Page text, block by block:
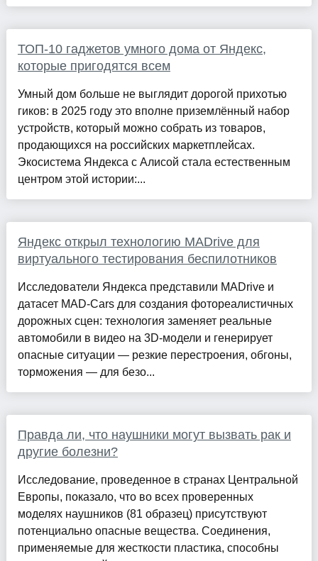
ТОП-10 гаджетов умного дома от Яндекс,
которые пригодятся всем
Умный дом больше не выглядит дорогой прихотью
гиков: в 2025 году это вполне приземлённый набор
устройств, который можно собрать из товаров,
продающихся на российских маркетплейсах.
Экосистема Яндекса с Алисой стала естественным
центром этой истории:...
Яндекс открыл технологию MADrive для
виртуального тестирования беспилотников
Исследователи Яндекса представили MADrive и
датасет MAD-Cars для создания фотореалистичных
дорожных сцен: технология заменяет реальные
автомобили в видео на 3D-модели и генерирует
опасные ситуации — резкие перестроения, обгоны,
торможения — для безо...
Правда ли, что наушники могут вызвать рак и
другие болезни?
Исследование, проведенное в странах Центральной
Европы, показало, что во всех проверенных
моделях наушников (81 образец) присутствуют
потенциально опасные вещества. Соединения,
применяемые для жесткости пластика, способны